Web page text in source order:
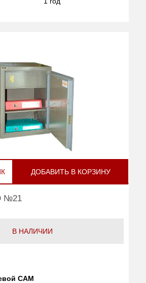
ДОБАВИТЬ В КОРЗИНУ
№21
В НАЛИЧИИ
САМ